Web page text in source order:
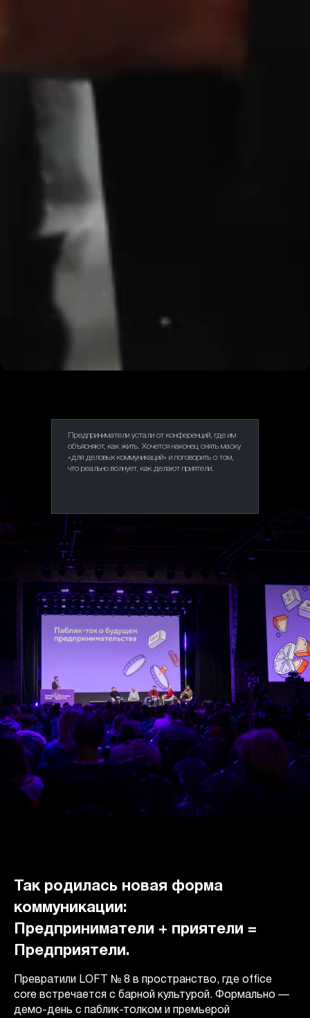
Предприниматели устали от конференций, где им
объясняют, как жить. Хочется наконец снять маску
«для деловых коммуникаций» и поговорить о том,
что реально волнует, как делают приятели.
Так родилась новая форма
коммуникации:
Предприниматели + приятели =
Предприятели.
Превратили LOFT № 8 в пространство, где office
core встречается с барной культурой. Формально —
демо-день с паблик-толком и премьерой